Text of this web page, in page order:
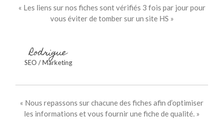
« Les liens sur nos fiches sont vérifiés 3 fois par jour pour
vous éviter de tomber sur un site HS »
Rodrigue
SEO / Marketing
« Nous repassons sur chacune des fiches afin d’optimiser
les informations et vous fournir une fiche de qualité. »